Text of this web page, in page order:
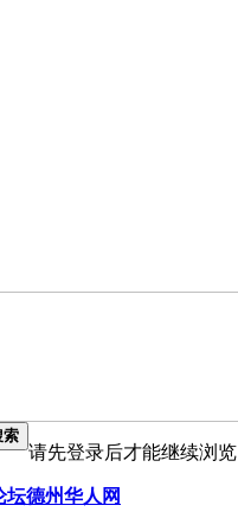
索
请先登录后才能继续浏览
坛德州华人网